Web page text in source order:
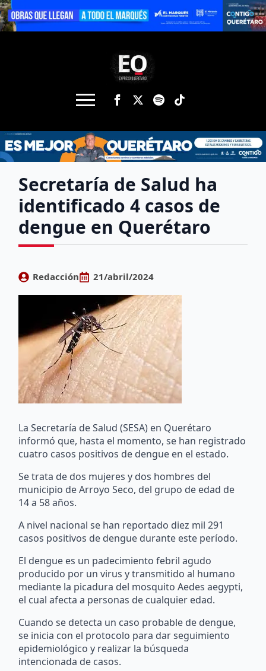
Secretaría de Salud ha
identificado 4 casos de
dengue en Querétaro
Redacción 21/abril/2024
La Secretaría de Salud (SESA) en Querétaro
informó que, hasta el momento, se han registrado
cuatro casos positivos de dengue en el estado.
Se trata de dos mujeres y dos hombres del
municipio de Arroyo Seco, del grupo de edad de
14 a 58 años.
A nivel nacional se han reportado diez mil 291
casos positivos de dengue durante este período.
El dengue es un padecimiento febril agudo
producido por un virus y transmitido al humano
mediante la picadura del mosquito Aedes aegypti,
el cual afecta a personas de cualquier edad.
Cuando se detecta un caso probable de dengue,
se inicia con el protocolo para dar seguimiento
epidemiológico y realizar la búsqueda
intencionada de casos.